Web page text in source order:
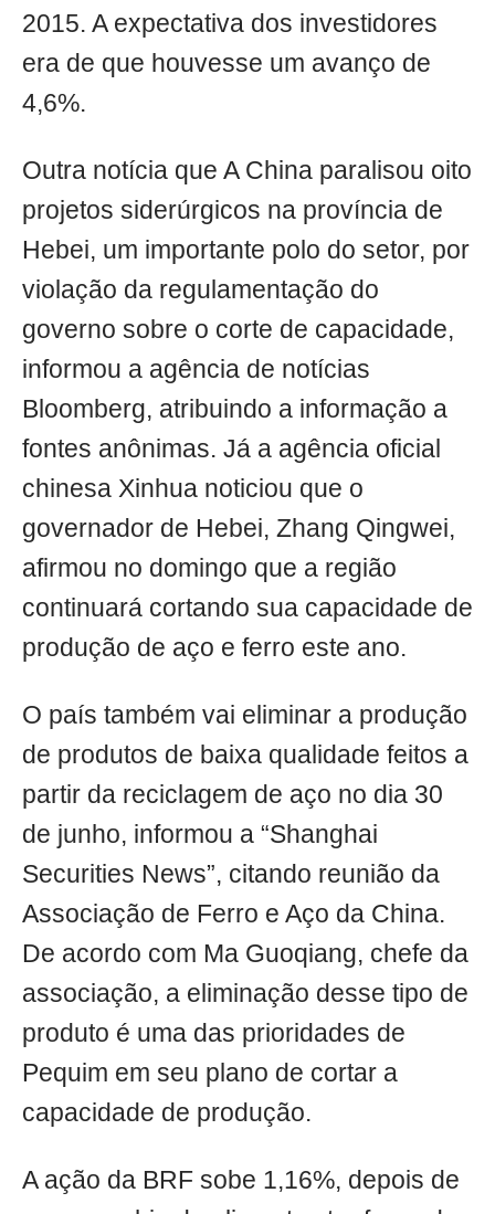
2015. A expectativa dos investidores
era de que houvesse um avanço de
4,6%.
Outra notícia que A China paralisou oito
projetos siderúrgicos na província de
Hebei, um importante polo do setor, por
violação da regulamentação do
governo sobre o corte de capacidade,
informou a agência de notícias
Bloomberg, atribuindo a informação a
fontes anônimas. Já a agência oficial
chinesa Xinhua noticiou que o
governador de Hebei, Zhang Qingwei,
afirmou no domingo que a região
continuará cortando sua capacidade de
produção de aço e ferro este ano.
O país também vai eliminar a produção
de produtos de baixa qualidade feitos a
partir da reciclagem de aço no dia 30
de junho, informou a “Shanghai
Securities News”, citando reunião da
Associação de Ferro e Aço da China.
De acordo com Ma Guoqiang, chefe da
associação, a eliminação desse tipo de
produto é uma das prioridades de
Pequim em seu plano de cortar a
capacidade de produção.
A ação da BRF sobe 1,16%, depois de